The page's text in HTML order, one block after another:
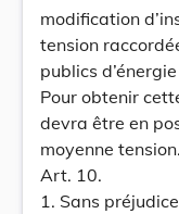
modification
tension
publics
Pour obtenir
devra être en
moyenne tension.
Art. 10.
1. Sans